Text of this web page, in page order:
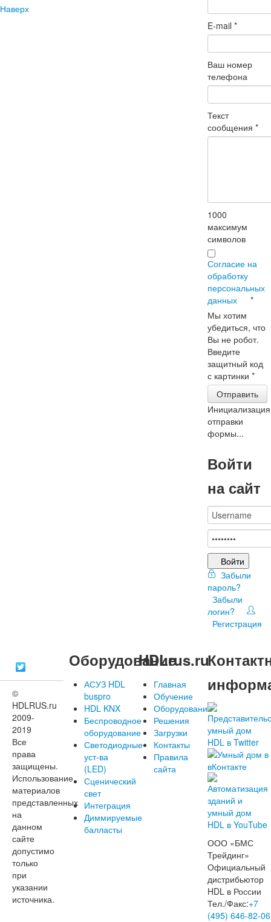
Наверх
E-mail*
Ваш номер
телефона
Текст
сообщения*
1000
максимум
символов
Согласие на
обработку
персональных
данных
*
Мы хотим
убедиться, что
Вы не робот.
Введите
защитный код
с картинки*
Отправить
Инициализация
отправки
формы...
Войти
на сайт
Войти
Забыли
пароль?
Забыли
логин?
Регистрация
©
HDLRUS.ru
2009-
2019
Все
права
защищены.
Использование
материалов
представленных
на
данном
сайте
допустимо
только
при
указании
источника.
Оборудование
АСУЗ HDL
buspro
HDL KNX
Беспроводное
оборудование
Светодиодные
уст-ва
(LED)
Сценический
свет
Интеграция
Диммируемые
балласты
HDLrus.ru
Главная
Обучение
Оборудование
Решения
Загрузки
Контакты
Правила
сайта
ООО «БМС
Трейдинг»
Официальный
дистрибьютор
HDL в России
Тел./Факс:+7
(495) 646-82-06